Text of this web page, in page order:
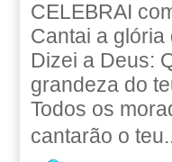
CELEBRAI
Cantai a
Dizei a Deus:
grandeza do
Todos os
cantarão o